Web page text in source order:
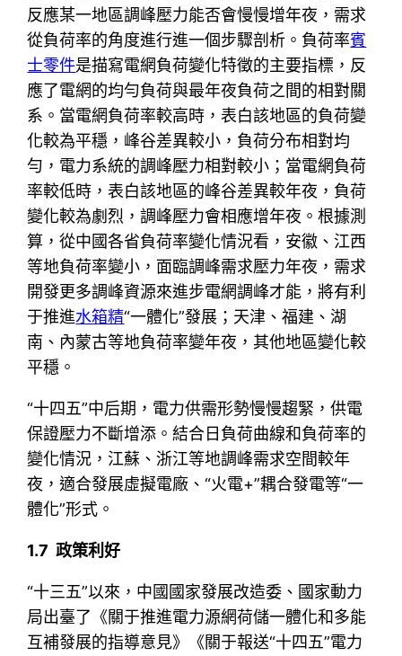
反應某一地區調峰壓力能否會慢慢增年夜，需求
從負荷率的角度進行進一個步驟剖析。負荷率賓
士零件是描寫電網負荷變化特徵的主要指標，反
應了電網的均勻負荷與最年夜負荷之間的相對關
系。當電網負荷率較高時，表白該地區的負荷變
化較為平穩，峰谷差異較小，負荷分布相對均
勻，電力系統的調峰壓力相對較小；當電網負荷
率較低時，表白該地區的峰谷差異較年夜，負荷
變化較為劇烈，調峰壓力會相應增年夜。根據測
算，從中國各省負荷率變化情況看，安徽、江西
等地負荷率變小，面臨調峰需求壓力年夜，需求
開發更多調峰資源來進步電網調峰才能，將有利
于推進水箱精“一體化”發展；天津、福建、湖
南、內蒙古等地負荷率變年夜，其他地區變化較
平穩。
“十四五”中后期，電力供需形勢慢慢趨緊，供電
保證壓力不斷增添。結合日負荷曲線和負荷率的
變化情況，江蘇、浙江等地調峰需求空間較年
夜，適合發展虛擬電廠、“火電+”耦合發電等“一
體化”形式。
1.7 政策利好
“十三五”以來，中國國家發展改造委、國家動力
局出臺了《關于推進電力源網荷儲一體化和多能
互補發展的指導意見》《關于報送“十四五”電力